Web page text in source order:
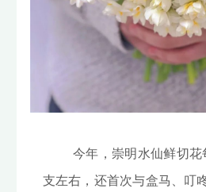
今年，崇明水仙鲜切
支左右，还首次与盒马、叮